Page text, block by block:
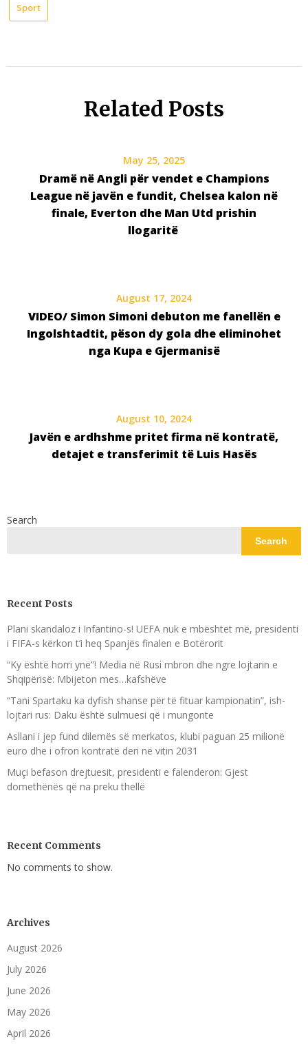
Sport
Related Posts
May 25, 2025
Dramë në Angli për vendet e Champions
League në javën e fundit, Chelsea kalon në
finale, Everton dhe Man Utd prishin
llogaritë
August 17, 2024
VIDEO/ Simon Simoni debuton me fanellën e
Ingolshtadtit, pëson dy gola dhe eliminohet
nga Kupa e Gjermanisë
August 10, 2024
Javën e ardhshme pritet firma në kontratë,
detajet e transferimit të Luis Hasës
Search
Search
Recent Posts
Plani skandaloz i Infantino-s! UEFA nuk e mbështet më, presidenti
i FIFA-s kërkon t’i heq Spanjës finalen e Botërorit
“Ky është horri ynë”! Media në Rusi mbron dhe ngre lojtarin e
Shqipërisë: Mbijeton mes…kafshëve
“Tani Spartaku ka dyfish shanse për të fituar kampionatin”, ish-
lojtari rus: Daku është sulmuesi që i mungonte
Asllani i jep fund dilemës së merkatos, klubi paguan 25 milionë
euro dhe i ofron kontratë deri në vitin 2031
Muçi befason drejtuesit, presidenti e falenderon: Gjest
domethënës që na preku thellë
Recent Comments
No comments to show.
Archives
August 2026
July 2026
June 2026
May 2026
April 2026